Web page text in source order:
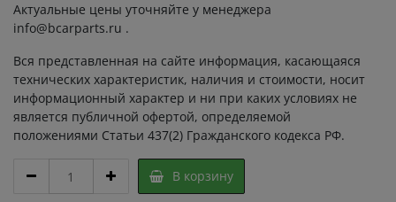
Актуальные цены уточняйте у менеджера
info@bcarparts.ru .
Вся представленная на сайте информация, касающаяся
технических характеристик, наличия и стоимости, носит
информационный характер и ни при каких условиях не
является публичной офертой, определяемой
положениями Статьи 437(2) Гражданского кодекса РФ.
гибких
В корзину